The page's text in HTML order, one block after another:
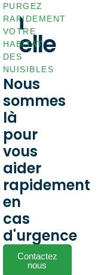
-
à
PURGEZ
RAPIDEMENT
VOTRE
HABITAT
DES
NUISIBLES
Nous
sommes
là
pour
vous
aider
rapidement
en
cas
d'urgence
Contactez
nous